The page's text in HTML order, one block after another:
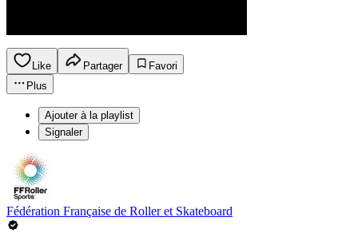
Like Partager
Favori
Plus
Ajouter à la playlist
Signaler
Fédération Française de Roller et Skateboard